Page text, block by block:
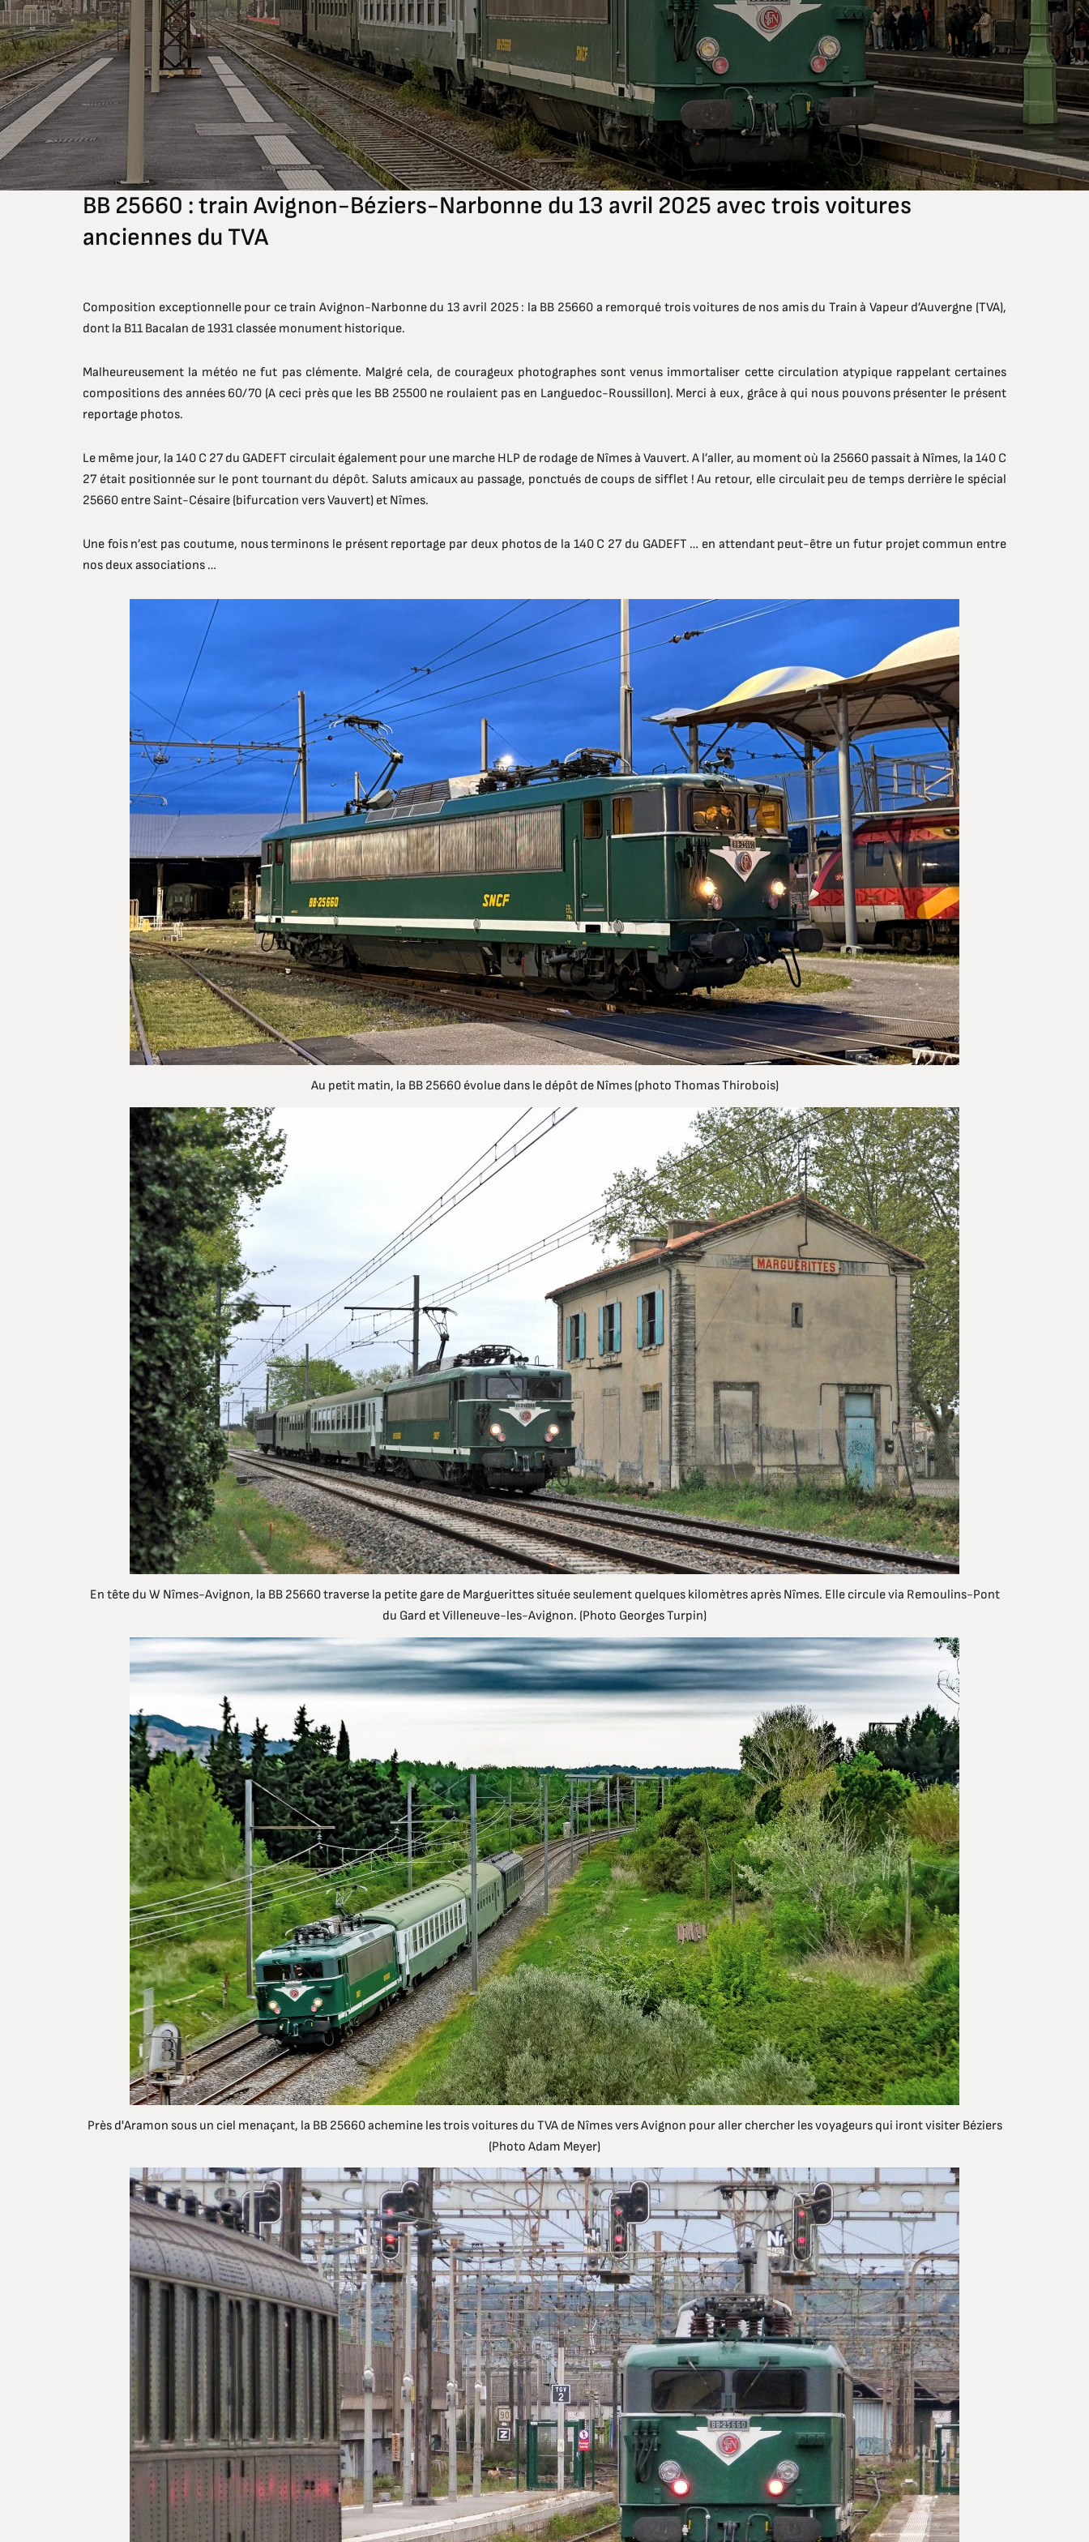
BB 25660 : train Avignon-Béziers-Narbonne du 13 avril 2025 avec trois voitures
anciennes du TVA
Composition exceptionnelle pour ce train Avignon-Narbonne du 13 avril 2025 : la BB 25660 a remorqué trois voitures de nos amis du Train à Vapeur d’Auvergne (TVA),
dont la B11 Bacalan de 1931 classée monument historique.
Malheureusement la météo ne fut pas clémente. Malgré cela, de courageux photographes sont venus immortaliser cette circulation atypique rappelant certaines
compositions des années 60/70 (A ceci près que les BB 25500 ne roulaient pas en Languedoc-Roussillon). Merci à eux, grâce à qui nous pouvons présenter le présent
reportage photos.
Le même jour, la 140 C 27 du GADEFT circulait également pour une marche HLP de rodage de Nîmes à Vauvert. A l’aller, au moment où la 25660 passait à Nîmes, la 140 C
27 était positionnée sur le pont tournant du dépôt. Saluts amicaux au passage, ponctués de coups de sifflet ! Au retour, elle circulait peu de temps derrière le spécial
25660 entre Saint-Césaire (bifurcation vers Vauvert) et Nîmes.
Une fois n’est pas coutume, nous terminons le présent reportage par deux photos de la 140 C 27 du GADEFT … en attendant peut-être un futur projet commun entre
nos deux associations …
Au petit matin, la BB 25660 évolue dans le dépôt de Nîmes (photo Thomas Thirobois)
En tête du W Nîmes-Avignon, la BB 25660 traverse la petite gare de Marguerittes située seulement quelques kilomètres après Nîmes. Elle circule via Remoulins-Pont
du Gard et Villeneuve-les-Avignon. (Photo Georges Turpin)
Près d'Aramon sous un ciel menaçant, la BB 25660 achemine les trois voitures du TVA de Nîmes vers Avignon pour aller chercher les voyageurs qui iront visiter Béziers
(Photo Adam Meyer)